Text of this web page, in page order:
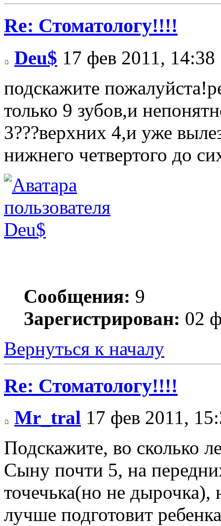
Re: Стоматологу!!!!
Deu$ 17 фев 2011, 14:38
подскажите
только 9 зубов,и
3???верхних 4,и уже
нижнего четвертого до
Deu$
Сообщения: 9
Зарегистрирован: 02
Вернуться к началу
Re: Стоматологу!!!!
Mr_tral 17 фев 2011,
Подскажите, во сколько
Сыну почти 5, на
точечька(но не
лучше подготовит